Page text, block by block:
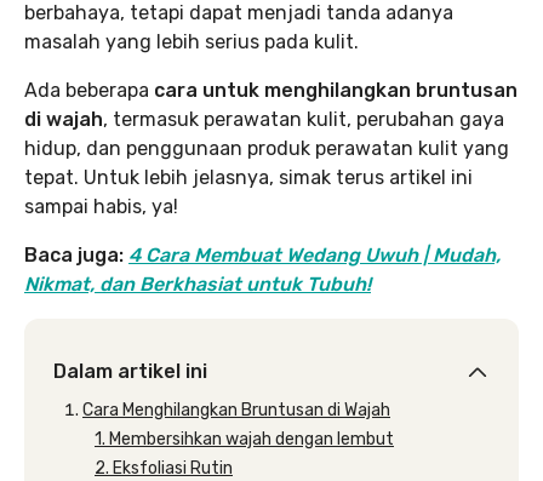
berbahaya, tetapi dapat menjadi tanda adanya
masalah yang lebih serius pada kulit.
Ada beberapa cara untuk menghilangkan bruntusan
di wajah, termasuk perawatan kulit, perubahan gaya
hidup, dan penggunaan produk perawatan kulit yang
tepat. Untuk lebih jelasnya, simak terus artikel ini
sampai habis, ya!
Baca juga: 4 Cara Membuat Wedang Uwuh | Mudah,
Nikmat, dan Berkhasiat untuk Tubuh!
Dalam artikel ini
Cara Menghilangkan Bruntusan di Wajah
1. Membersihkan wajah dengan lembut
2. Eksfoliasi Rutin